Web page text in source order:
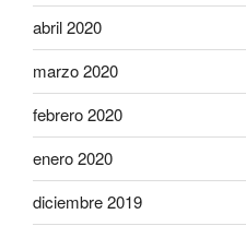
abril 2020
marzo 2020
febrero 2020
enero 2020
diciembre 2019